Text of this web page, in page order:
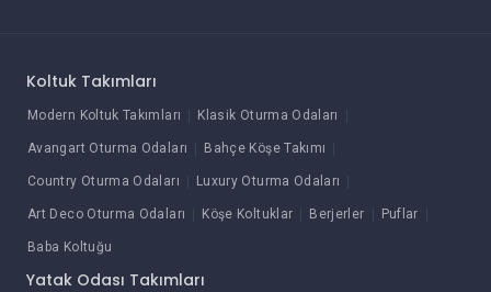
Koltuk Takımları
Modern Koltuk Takımları Klasik Oturma Odaları
Avangart Oturma Odaları Bahçe Köşe Takımı
Country Oturma Odaları Luxury Oturma Odaları
Art Deco Oturma Odaları Köşe Koltuklar Berjerler Puflar
Baba Koltuğu
Yatak Odası Takımları